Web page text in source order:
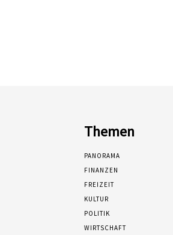
Themen
PANORAMA
FINANZEN
FREIZEIT
KULTUR
POLITIK
WIRTSCHAFT